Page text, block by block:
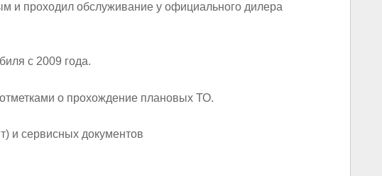
и проходил обслуживание у официального дилера
с 2009 года.
о прохождение плановых ТО.
и сервисных документов